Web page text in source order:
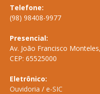
Telefone:
(98) 98408-9977
Presencial:
Av. João Francisco
CEP: 65525000
Eletrônico:
Ouvidoria / e-SIC